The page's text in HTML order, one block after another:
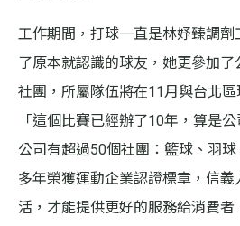
工作期間，打球一直是林妤臻調
了原本就認識的球友，她更參加
社團，所屬隊伍將在11月與台北區
「這個比賽已經辦了10年，算是
公司有超過50個社團：籃球、羽
多年榮獲運動企業認證標章，信
活，才能提供更好的服務給消費者